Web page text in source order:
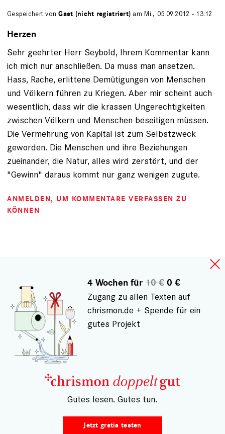
Gespeichert vonGast (nicht registriert) am Mi., 05.09.2012 - 13:12
Herzen
Sehr geehrter Herr Seybold, Ihrem Kommentar kann
ich mich nur anschließen. Da muss man ansetzen.
Hass, Rache, erlittene Demütigungen von Menschen
und Völkern führen zu Kriegen. Aber mir scheint auch
wesentlich, dass wir die krassen Ungerechtigkeiten
zwischen Völkern und Menschen beseitigen müssen.
Die Vermehrung von Kapital ist zum Selbstzweck
geworden. Die Menschen und ihre Beziehungen
zueinander, die Natur, alles wird zerstört, und der
"Gewinn" daraus kommt nur ganz wenigen zugute.
ANMELDEN, UM KOMMENTARE VERFASSEN ZU
KÖNNEN
am Sa., 08.09.2012 - 10:11
Burkhart von Braunbehrens
/.../ Warum bieten Sie diesem Mann ein Podium? Er
verfolgt eigene wirtschaftliche Interessen. Er ist mit
25 Millionen Euro an der Panzerproduktion beteiligt
und hat uns jahrelang etwas von einem "reichen Onkel"
im Hintergrund erzählt! Frau Käßmann wird sich noch
wundern, diesen Mann überhaupt ernst genommen zu
haben...Anmerkung der Redaktion: Bitte verzichten Sie
auf Polemik. Mit freundlichen Grüßen Ihre chrismon.de-
4 Wochen für10 €0 €
Zugang zu allen Texten auf
chrismon.de + Spende für ein
gutes Projekt
– Gutes lesen. Gutes tun.
Jetzt gratis testen